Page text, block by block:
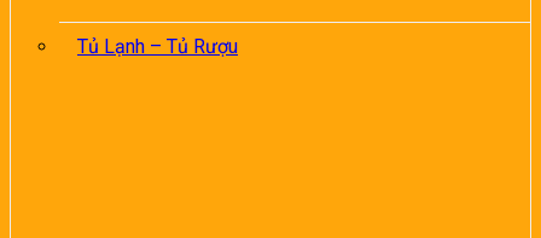
Tủ Lạnh – Tủ Rượu